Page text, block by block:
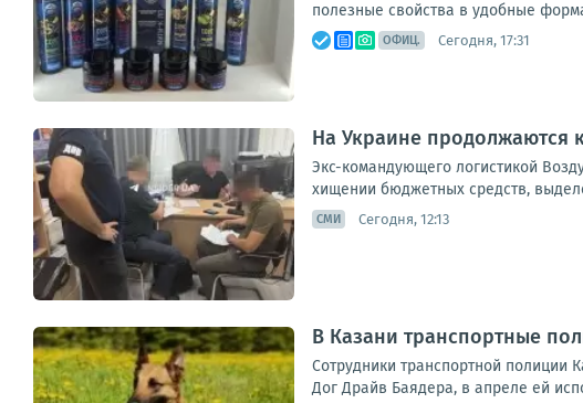
полезные свойства в удобные
ОФИЦ. Сегодня, 17:31
На Украине продолжаются
Экс-командующего логистикой
хищении бюджетных средств,
СМИ Сегодня, 12:13
В Казани транспортные
Сотрудники транспортной полиции
Дог Драйв Баядера, в апреле ей